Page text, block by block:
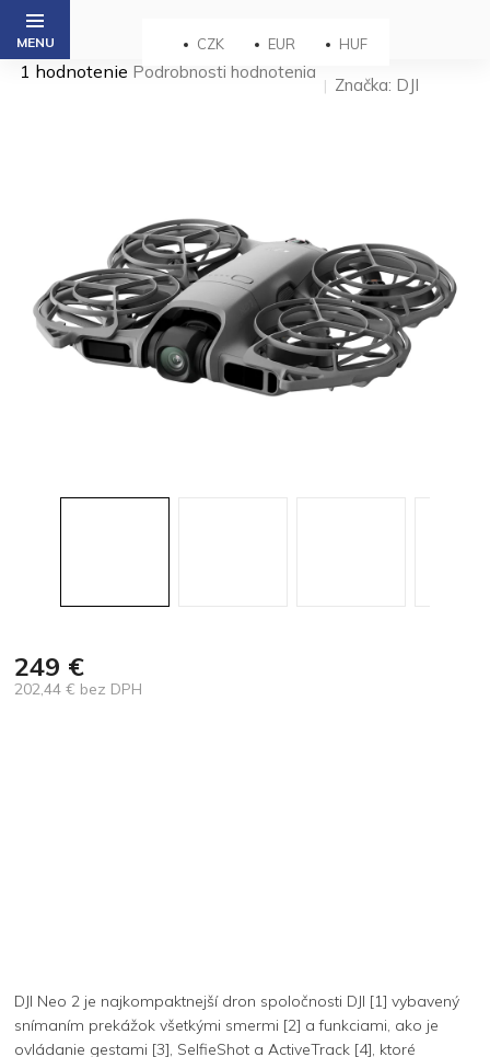
Prejsť
obsah
CZK EUR HUF
Priemerné
1 hodnotenie Podrobnosti hodnotenia
Značka: DJI
249 €
202,44 € bez DPH
DJI Neo 2 je najkompaktnejší dron spoločnosti DJI [1] vybavený
snímaním prekážok všetkými smermi [2] a funkciami, ako je
ovládanie gestami [3], SelfieShot a ActiveTrack [4], ktoré